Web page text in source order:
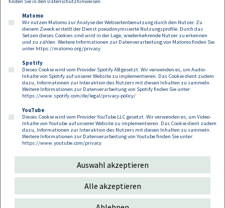
Footer
Kontakt Datenschutz
Impressum
Compliance
Cookies
Matomo
Wir nutzen Matomo zur Analyse der Webseitenbenutzung durch den Nutzer. Zu
diesem Zweck erstellt der Dienst pseudonymisierte Nutzungsprofile. Durch das
Setzen dieses Cookies sind wird in der Lage, wiederkehrende Nutzer zu erkennen
und zu zählen. Weitere Informationen zur Datenverarbeitung von Matomo finden Sie
unter https://matomo.org/privacy
Spotify
Dieses Cookie wird vom Provider Spotify AB gesetzt. Wir verwenden es, um Audio-
Inhalte von Spotify auf unserer Website zu implementieren. Das Cookie dient zudem
dazu, Informationen zur Interaktion des Nutzers mit diesen Inhalten zu sammeln.
Weitere Informationen zur Datenverarbeitung von Spotify finden Sie unter:
https://www.spotify.com/de/legal/privacy-policy/
YouTube
Dieses Cookie wird vom Provider YouTube LLC gesetzt. Wir verwenden es, um Video-
Inhalte von Youtube auf unserer Website zu implementieren. Das Cookie dient zudem
dazu, Informationen zur Interaktion des Nutzers mit diesen Inhalten zu sammeln.
Weitere Informationen zur Datenverarbeitung von Youtube finden Sie unter:
https://www.youtube.com/privacy
Auswahl akzeptieren
Alle akzeptieren
Follow us on:
Copyright 2026